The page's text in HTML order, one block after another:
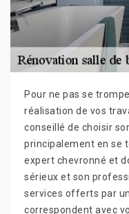
Pour ne pas se
réalisation de vos
conseillé de choisir
principalement en se
expert chevronné et
sérieux et son
services offerts par
correspondent avec